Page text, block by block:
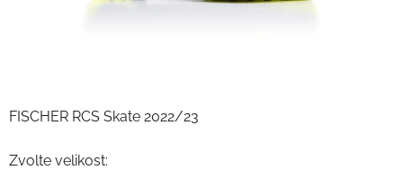
FISCHER RCS Skate 2022/23
Zvolte velikost: